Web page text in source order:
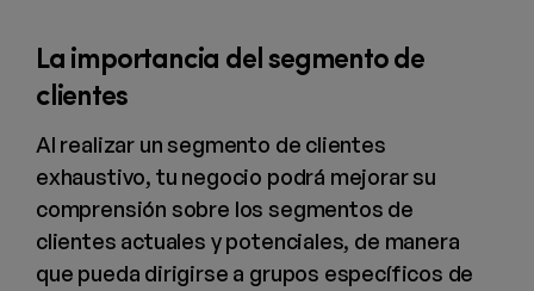
La importancia del segmento de
clientes
Al realizar un segmento de clientes
exhaustivo, tu negocio podrá mejorar su
comprensión sobre los segmentos de
clientes actuales y potenciales, de manera
que pueda dirigirse a grupos específicos de